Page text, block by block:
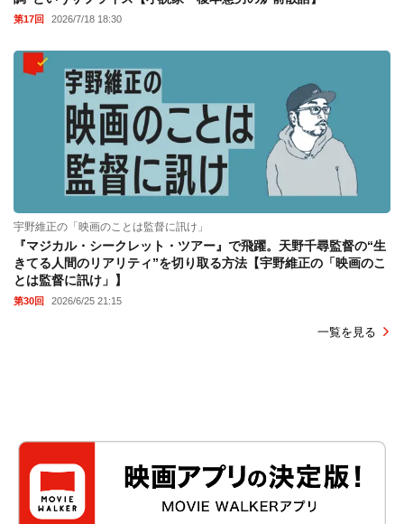
第17回 2026/7/18 18:30
宇野維正の「映画のことは監督に訊け」
『マジカル・シークレット・ツアー』で飛躍。天野千尋監督の“生
きてる人間のリアリティ”を切り取る方法【宇野維正の「映画のこ
とは監督に訊け」】
第30回 2026/6/25 21:15
一覧を見る